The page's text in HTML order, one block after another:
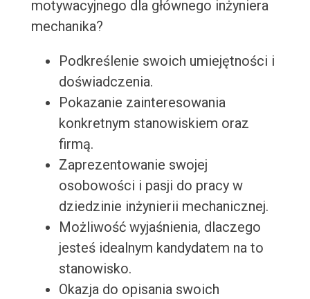
motywacyjnego dla głównego inżyniera
mechanika?
Podkreślenie swoich umiejętności i
doświadczenia.
Pokazanie zainteresowania
konkretnym stanowiskiem oraz
firmą.
Zaprezentowanie swojej
osobowości i pasji do pracy w
dziedzinie inżynierii mechanicznej.
Możliwość wyjaśnienia, dlaczego
jesteś idealnym kandydatem na to
stanowisko.
Okazja do opisania swoich